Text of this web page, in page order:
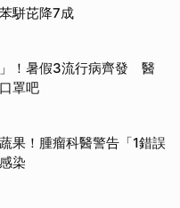
駢芘降7成
！暑假3流行病齊發 醫
罩吧
果！腫瘤科醫警告「1錯誤
染